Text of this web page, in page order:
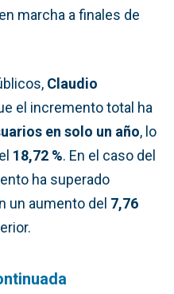
marcha a finales de
Claudio
el incremento total ha
en solo un año, lo
18,72 %. En el caso del
ha superado
un aumento del 7,76